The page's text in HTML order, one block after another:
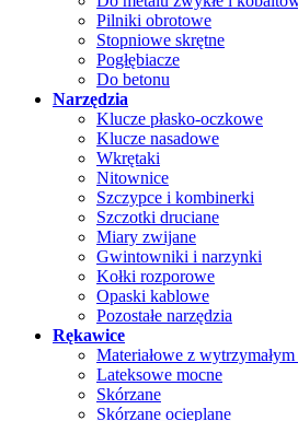
Pilniki obrotowe
Stopniowe skrętne
Pogłębiacze
Do betonu
Narzędzia
Klucze płasko-oczkowe
Klucze nasadowe
Wkrętaki
Nitownice
Szczypce i kombinerki
Szczotki druciane
Miary zwijane
Gwintowniki i narzynki
Kołki rozporowe
Opaski kablowe
Pozostałe narzędzia
Rękawice
Materiałowe z
Lateksowe mocne
Skórzane
Skórzane ocieplane